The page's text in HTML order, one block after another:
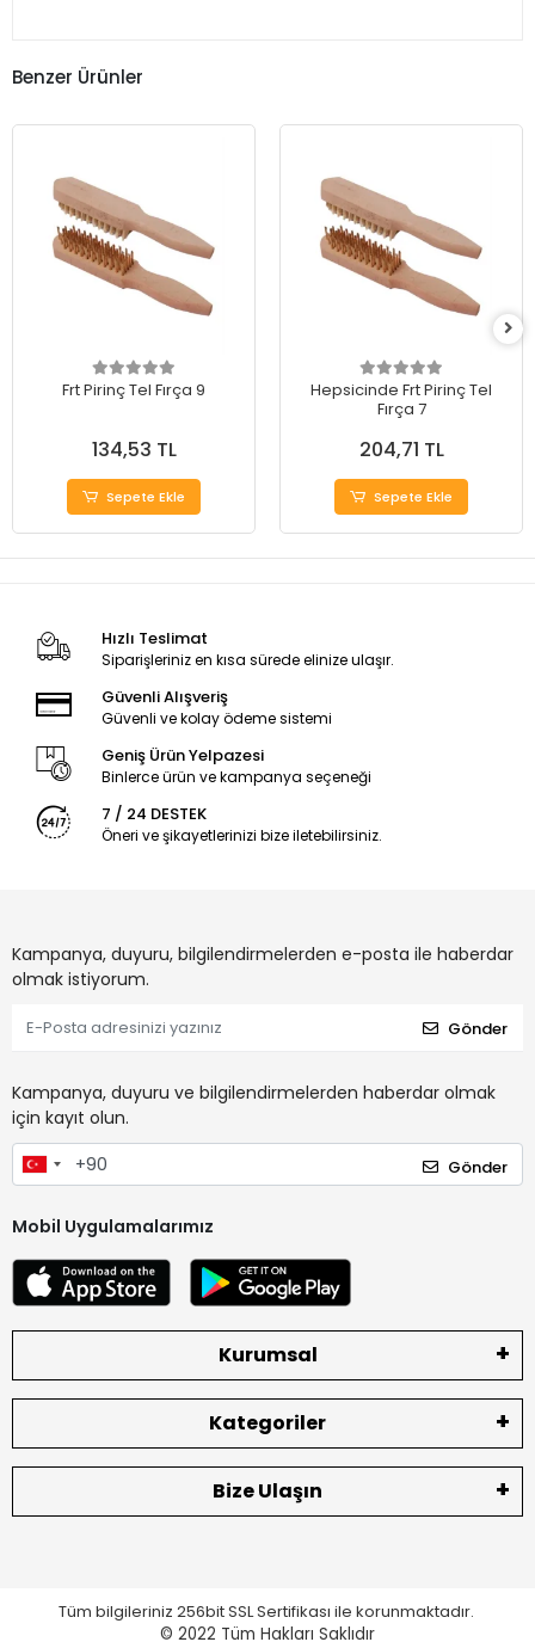
Benzer Ürünler
Frt Pirinç Tel Fırça 9
134,53 TL
Sepete Ekle
Hepsicinde Frt Pirinç Tel
Fırça 7
204,71 TL
Sepete Ekle
Hızlı Teslimat
Siparişleriniz en kısa sürede elinize ulaşır.
Güvenli Alışveriş
Güvenli ve kolay ödeme sistemi
Geniş Ürün Yelpazesi
Binlerce ürün ve kampanya seçeneği
7 / 24 DESTEK
Öneri ve şikayetlerinizi bize iletebilirsiniz.
Kampanya, duyuru, bilgilendirmelerden e-posta ile haberdar
olmak istiyorum.
Gönder
Kampanya, duyuru ve bilgilendirmelerden haberdar olmak
için kayıt olun.
Gönder
Mobil Uygulamalarımız
Kurumsal
Kategoriler
Bize Ulaşın
Tüm bilgileriniz 256bit SSL Sertifikası ile korunmaktadır.
© 2022 Tüm Hakları Saklıdır